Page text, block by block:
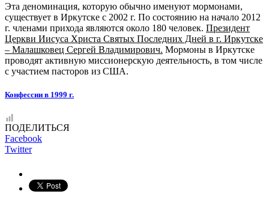
Эта деноминация, которую обычно именуют мормонами,
существует в Иркутске с 2002 г. По состоянию на начало 2012
г. членами прихода являются около 180 человек. Президент
Церкви Иисуса Христа Святых Последних Дней в г. Иркутске
– Малашковец Сергей Владимирович. Мормоны в Иркутске
проводят активную миссионерскую деятельность, в том числе
с участием пасторов из США.
Конфессии в 1999 г.
ПОДЕЛИТЬСЯ
Facebook
Twitter